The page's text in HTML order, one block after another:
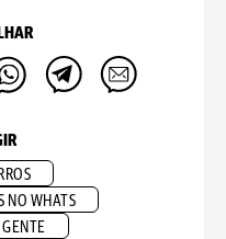
NO WHATS